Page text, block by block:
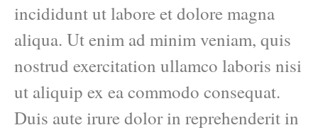
incididunt ut labore et dolore magna
aliqua. Ut enim ad minim veniam, quis
nostrud exercitation ullamco laboris nisi
ut aliquip ex ea commodo consequat.
Duis aute irure dolor in reprehenderit in